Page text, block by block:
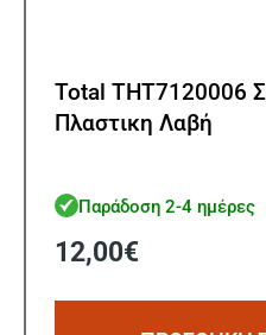
Total THT7120006
Πλαστικη Λαβή
Παράδοση 2-4 ημέρες
12,00€